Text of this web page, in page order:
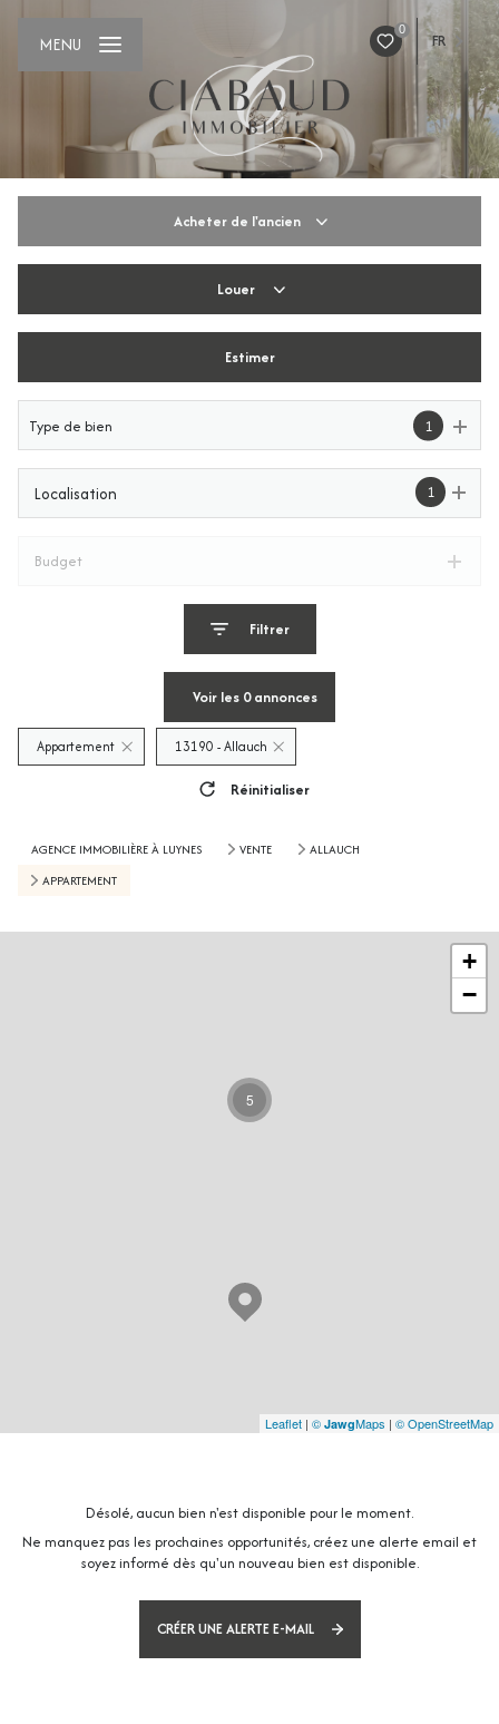
0
FR
MENU
Acheter de l'ancien
De l'immo pro
Louer
Estimer
Type de bien 1
1
Localisation
Budget
Filtrer
Voir les 0annonces
Appartement 13190 - Allauch
Réinitialiser
AGENCE IMMOBILIÈRE À LUYNES VENTE
ALLAUCH
APPARTEMENT
5
+
−
Leaflet | © JawgMaps | © OpenStreetMap
Désolé, aucun bien n'est disponible pour le moment.
Ne manquez pas les prochaines opportunités, créez une alerte email et
soyez informé dès qu'un nouveau bien est disponible.
CRÉER UNE ALERTE E-MAIL